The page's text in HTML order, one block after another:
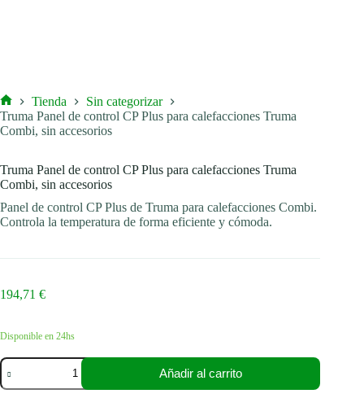
Inicio
Tienda
Sin categorizar
Truma Panel de control CP Plus para calefacciones Truma
Combi, sin accesorios
Truma Panel de control CP Plus para calefacciones Truma
Combi, sin accesorios
Panel de control CP Plus de Truma para calefacciones Combi.
Controla la temperatura de forma eficiente y cómoda.
194,71 €
Disponible en 24hs
Truma
Panel
de
Añadir al carrito